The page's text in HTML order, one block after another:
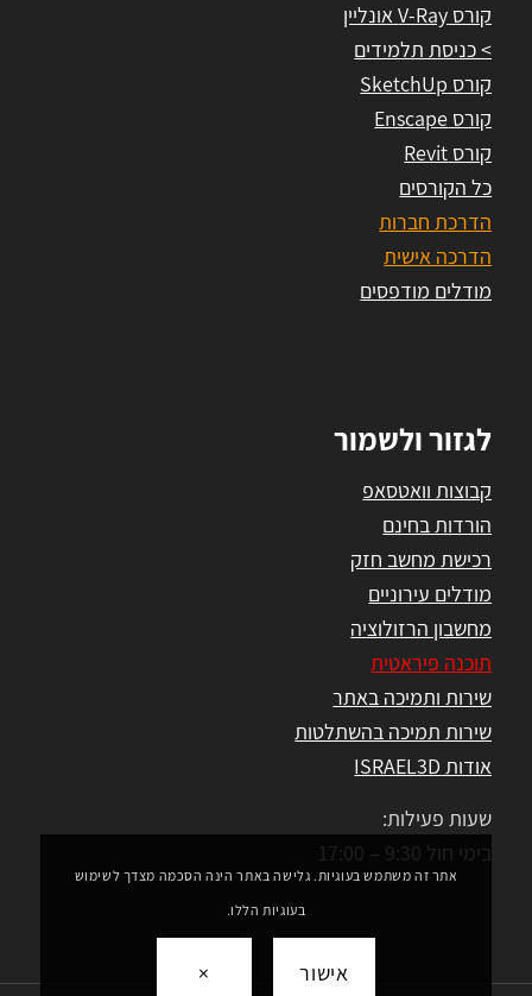
קורס V-Ray אונליין
> כניסת תלמידים
קורס SketchUp
קורס Enscape
קורס Revit
כל הקורסים
הדרכת חברות
הדרכה אישית
מודלים מודפסים
לגזור ולשמור
קבוצות וואטסאפ
הורדות בחינם
רכישת מחשב חזק
מודלים עירוניים
מחשבון הרזולוציה
תוכנה פיראטית
שירות ותמיכה באתר
שירות תמיכה בהשתלטות
אודות ISRAEL3D
שעות פעילות:
בימי חול 9:30 – 17:00
אתר זה משתמש בעוגיות. גלישה באתר הינה הסכמה מצדך לשימוש
בעוגיות הללו.
אישור ×